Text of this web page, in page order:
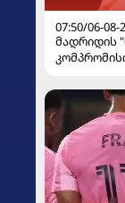
07:50/06-08-
მადრიდის